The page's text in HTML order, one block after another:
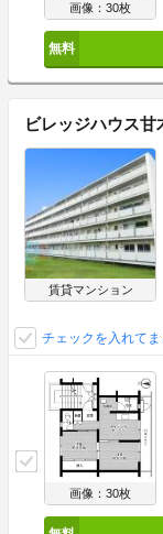
画像：30枚
ビレッジハウス甘
賃貸マンション
チェックを入れて
画像：30枚